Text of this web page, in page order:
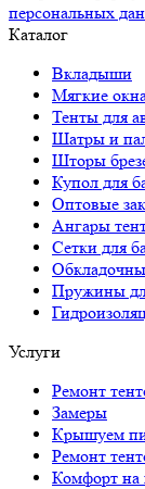
персональных
Каталог
Вкладыши
Мягкие окна
Тенты для
Шатры и
Шторы
Купол для
Оптовые
Ангары
Сетки для
Пружины
Услуги
Ремонт
Замеры
Крышуем
Ремонт
Комфорт на